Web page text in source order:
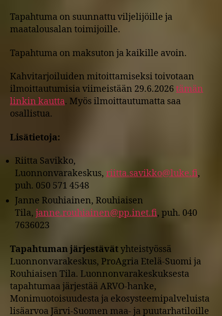
Tapahtuma on suunnattu viljelijöille ja
maatalousalan toimijoille.
Tapahtuma on maksuton ja kaikille avoin.
Kahvitarjoiluiden mitoittamiseksi toivotaan
ilmoittautumisia viimeistään 29.6.2026 tämän
linkin kautta. Myös ilmoittautumatta saa
osallistua.
Lisätietoja:
Riitta Savikko,
Luonnonvarakeskus, riitta.savikko@luke.fi,
puh. 050 571 4548
Janne Rouhiainen, Rouhiaisen
Tila, janne.rouhiainen@pp.inet.fi, puh. 040
7636023
Tapahtuman järjestävätyhteistyössä
Luonnonvarakeskus, ProAgria Etelä-Suomi ja
Rouhiaisen Tila. Luonnonvarakeskuksesta
tapahtumaa järjestää ARVO-hanke,
Monimuotoisuudesta ja ekosysteemipalveluista
lisäarvoa Järvi-Suomen maa- ja puutarhatiloille